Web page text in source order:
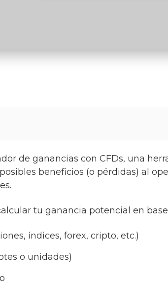
de ganancias con CFDs, una
beneficios (o pérdidas) al
tu ganancia potencial en base
índices, forex, cripto, etc.)
o unidades)